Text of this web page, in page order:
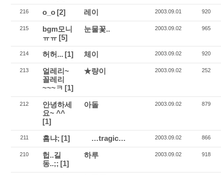
216 o_o [2] 레이 2003.09.01 920
215
bgm모니
ㅠㅠ [5]
눈물꽃.. 2003.09.02 965
214 허허... [1] 체이 2003.09.02 920
213
얼레리~
꼴레리
~~~ㅋ [1]
★량이 2003.09.02 252
212
안녕하세
요~ ^^
[1]
아돌 2003.09.02 879
211 흠냐; [1] …tragic… 2003.09.02 866
210
헙..길
동..;; [1]
하루 2003.09.02 918